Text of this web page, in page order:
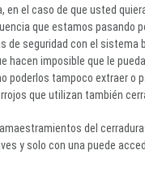
en el caso de que usted
que estamos pasando
de seguridad con el sistema
hacen imposible que le
poderlos tampoco extraer o
que utilizan también
del
y solo con una puede